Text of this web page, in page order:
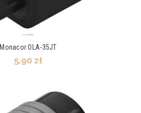
Monacor OLA-35JT
5,90 zł